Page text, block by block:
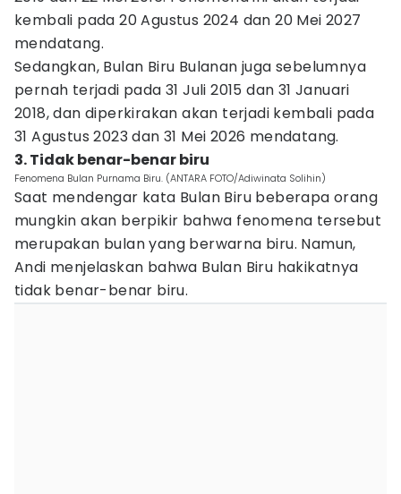
kembali pada 20 Agustus 2024 dan 20 Mei 2027
mendatang.
Sedangkan, Bulan Biru Bulanan juga sebelumnya
pernah terjadi pada 31 Juli 2015 dan 31 Januari
2018, dan diperkirakan akan terjadi kembali pada
31 Agustus 2023 dan 31 Mei 2026 mendatang.
3. Tidak benar-benar biru
Fenomena Bulan Purnama Biru. (ANTARA FOTO/Adiwinata Solihin)
Saat mendengar kata Bulan Biru beberapa orang
mungkin akan berpikir bahwa fenomena tersebut
merupakan bulan yang berwarna biru. Namun,
Andi menjelaskan bahwa Bulan Biru hakikatnya
tidak benar-benar biru.